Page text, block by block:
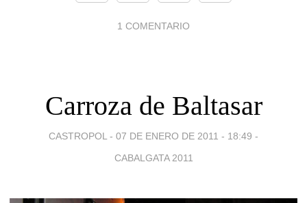
1 COMENTARIO
Carroza de Baltasar
CASTROPOL - 07 DE ENERO DE 2011 - 18:49 -
CABALGATA 2011